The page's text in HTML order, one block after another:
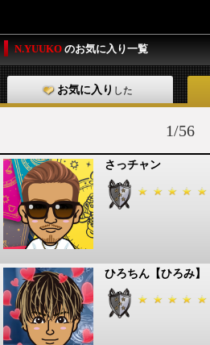
N.YUUKO のお気に入り一覧
お気に入り した
1/56
さっチャン
ひろちん【ひろみ】